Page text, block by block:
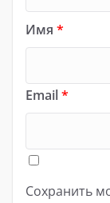
Имя *
Email*
Сохранить